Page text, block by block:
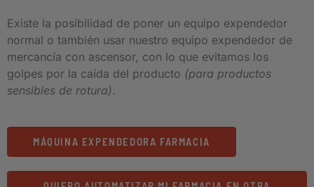
Existe la posibilidad de poner un equipo expendedor
normal o también usar nuestro equipo expendedor de
mercancía con ascensor, con lo que evitamos los
golpes por la caída del producto (para productos
sensibles de rotura).
MÁQUINA EXPENDEDORA FARMACIA